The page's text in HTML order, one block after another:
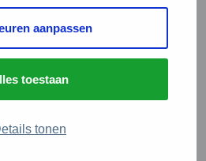
aanpassen
toestaan
tonen
600